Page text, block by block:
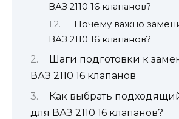
ВАЗ 2110 16 клапанов?
Почему важно
ВАЗ 2110 16 клапанов?
Шаги подготовки к
ВАЗ 2110 16 клапанов
Как выбрать
для ВАЗ 2110 16 клапанов?